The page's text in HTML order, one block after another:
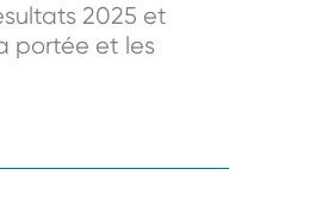
2025 et
portée et les